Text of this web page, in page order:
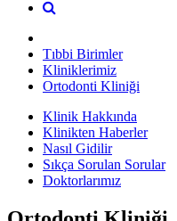
Tıbbi Birimler
Kliniklerimiz
Ortodonti Kliniği
Klinik Hakkında
Klinikten Haberler
Nasıl Gidilir
Sıkça Sorulan Sorular
Doktorlarımız